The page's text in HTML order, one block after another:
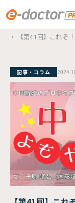
TOP
【第41回】これぞ
記事・コラム